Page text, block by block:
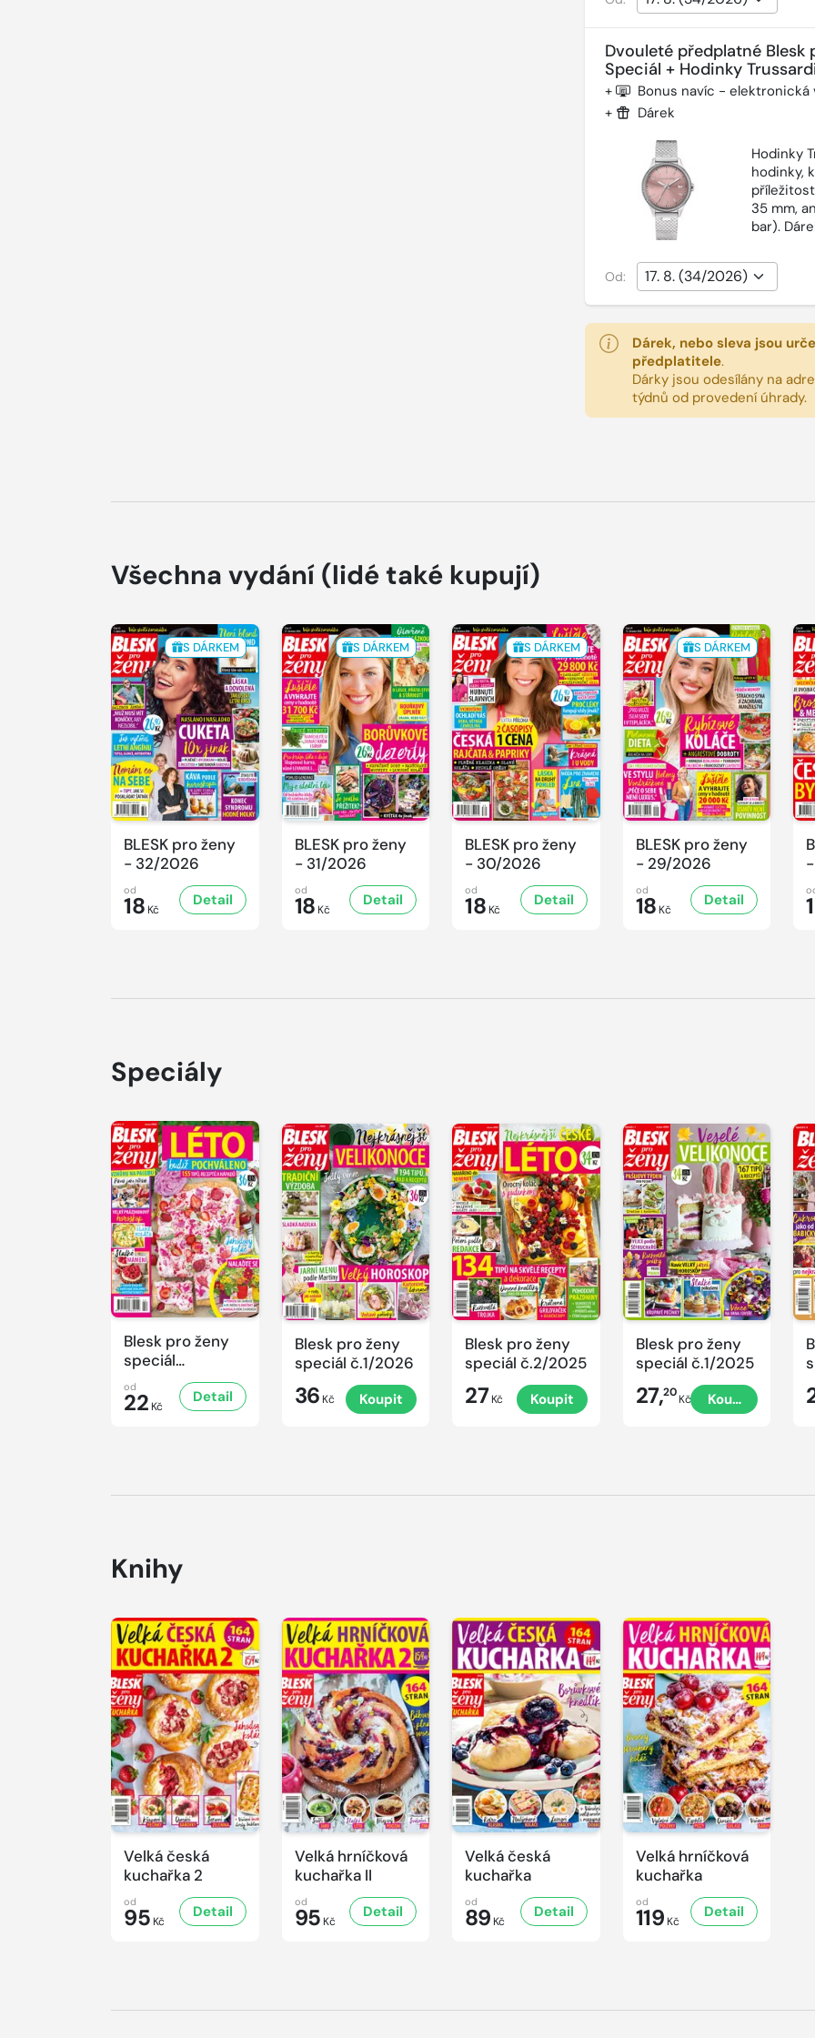
Dvouleté předplatné Blesk
Speciál + Hodinky
+ Bonus navíc - elektronická
+ Dárek
Hodinky
hodinky,
35 mm,
bar).
Od:
Dárek, nebo sleva jsou
předplatitele.
Dárky jsou odesílány na
týdnů od provedení úhrady.
Všechna vydání (lidé také kupují)
S DÁRKEM
BLESK pro ženy
- 32/2026
od
18 Kč
Detail
S DÁRKEM
BLESK pro ženy
- 31/2026
od
18 Kč
Detail
S DÁRKEM
BLESK pro ženy
- 30/2026
od
18 Kč
Detail
S DÁRKEM
BLESK pro ženy
- 29/2026
od
18 Kč
Detail
Speciály
Blesk pro ženy
speciál
č.2/2026
od
22 Kč
Detail
Blesk pro ženy
speciál č.1/2026
36 Kč Koupit
Blesk pro ženy
speciál č.2/2025
27 Kč Koupit
Blesk pro ženy
speciál č.1/2025
27,20Kč Koupit
Knihy
Velká česká
kuchařka 2
od
95 Kč
Detail
Velká hrníčková
kuchařka II
od
95 Kč
Detail
Velká česká
kuchařka
od
89 Kč
Detail
Velká hrníčková
kuchařka
od
119 Kč
Detail